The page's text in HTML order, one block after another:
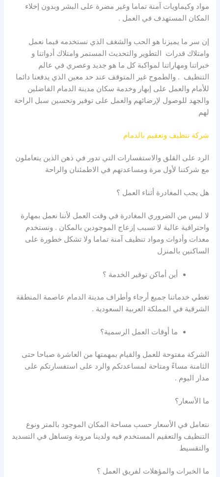
مواد وكيماويات آمنة تماما وغير مضرة على البشر وبدون إخلاء
المكان المستهدف في العمل .
إن سر ما يميزنا هو الحب والشغف الذي نستخدمه فيما نعمل
وامتلاك قدرات التطوير والتحديث المستمر وامتلاك أدواتنا و
خبراتنا ومهاراتنا لمواكبة كل ما هو جديد وعصري في عالم
التنظيف . والطموح غير المتوقف عند حد معين الذي يدفعنا دائما
للأمام والعمل على إبهار وخدمة سكان مدينة الدمام الفاضلين
والجهد للوصول لإرضائهم والعمل على توفير وتحسين سبل الراحة
لهم
شركة تنظيف وتعقيم بالدمام
الرد على القلق والاستفسارات التي تدور في ذهن الذين يتعاملون
مع شركتنا لأول مرة ومساعدتهم في الاطمئنان والراحة
هل يجب المغادرة أثناء العمل ؟
لا ليس من الضروري المغادرة في وقت العمل لأننا نعمل بمهارة
واحترافية عالية لا تسبب إزعاج الموجودين بالمكان . ونستخدم
معدات وأدوات ومواد تنظيف آمنة تماما ولا تشكل خطورة على
الساكنين بالمنزل
أين أماكن توفير الخدمة ؟
تغطي خدماتنا جميع أرجاء وأطراف مدينة الدمام عاصمة المنطقة
الشرقية في المملكة العربية السعودية .
ما أوقات العمل الرسمية؟
الشركة مفتوحة للعمل والقيام بمهمتها من العاشرة صباحا حتى
الثامنة مساءً ومتاحة لمساعدتكم والرد على استفسارتكم على
مدار اليوم .
ما الأسعار؟
نتعامل في الأسعار حسب مساحة المكان الموجود بالمتر ونوع
التنظيف والتعقيم المستخدم فيه ولدينا مرونة وتساهل في التسديد
والتقسيط
ما الخبرات والمؤهلات لفريق العمل ؟